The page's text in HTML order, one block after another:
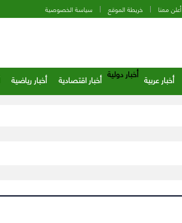
أعلن معنا خريطة الموقع سياسة الخصوصية
أخبار عربية أخبار دولية أخبار اقتصادية أخبار رياضية